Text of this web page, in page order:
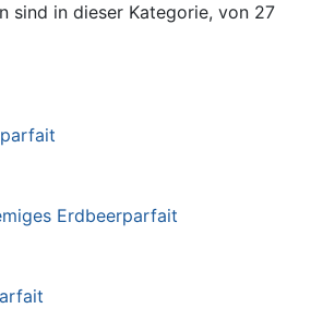
sind in dieser Kategorie, von 27
Erdbeerparfait